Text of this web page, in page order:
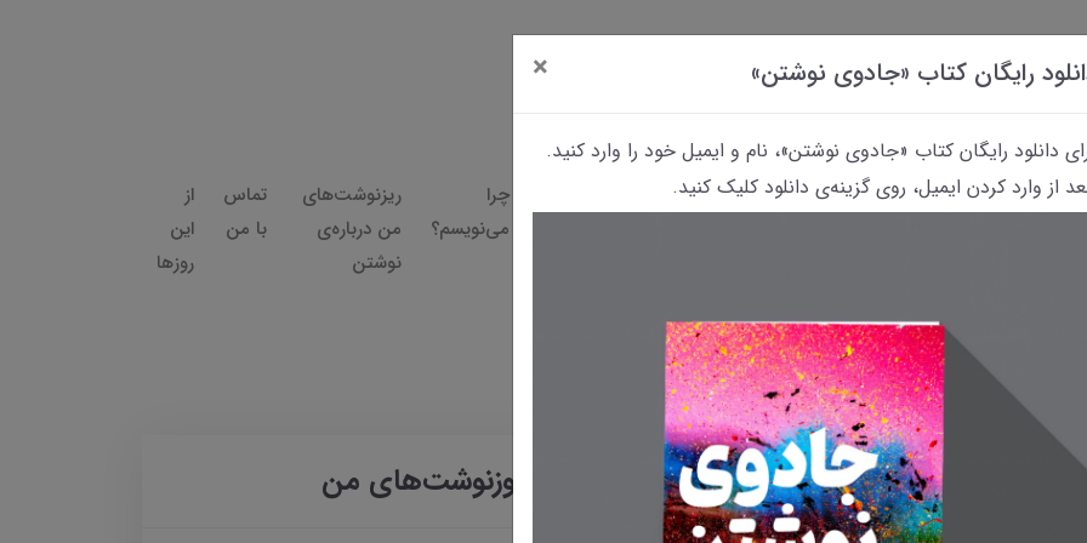
رایگان کتاب «جادوی نوشتن» ×
دانلود رایگان کتاب «جادوی نوشتن»، نام و ایمیل خود را وارد کنید.
از وارد کردن ایمیل، روی گزینه‌ی دانلود کلیک کنید.
داستانک‌
کتاب
پرسش
معرفی
معرفی فیلم‌های
چرا
می‌نویسم؟
ریزنوشت‌های
من درباره‌ی
نوشتن
تماس
با من
از
این
روزها
روزنوشت‌های من